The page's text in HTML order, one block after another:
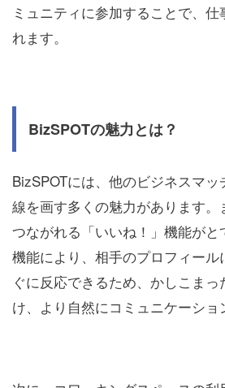
ミュニティに参加することで、
れます。
BizSPOTの魅力とは？
BizSPOTには、他のビジネスマ
線を画す多くの魅力があります。
つながれる「いいね！」機能が
機能により、相手のプロフィー
ぐに反応できるため、かしこま
け、より自然にコミュニケーショ